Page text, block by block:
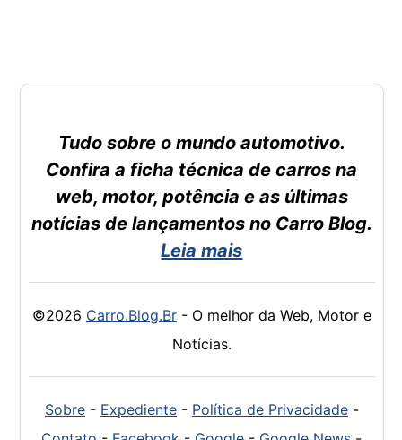
Tudo sobre o mundo automotivo.
Confira a ficha técnica de carros na
web, motor, potência e as últimas
notícias de lançamentos no Carro Blog.
Leia mais
©2026 Carro.Blog.Br- O melhor da Web, Motor e
Notícias.
Sobre- Expediente- Política de Privacidade-